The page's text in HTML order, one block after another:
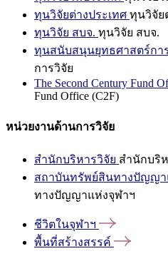
ทุนวิจัยต่างประเทศ ทุนวิจัย
ทุนวิจัย สบจ. ทุนวิจัย สบจ.
ทุนสนับสนุนยุทธศาสตร์กา
การวิจัย
The Second Century Fund
Fund Office (C2F)
หน่วยงานด้านการวิจัย
สำนักบริหารวิจัย สำนักบริ
สถาบันทรัพย์สินทางปัญญา
ทางปัญญาแห่งจุฬาฯ
ชีวิตในจุฬาฯ
พื้นที่สร้างสรรค์